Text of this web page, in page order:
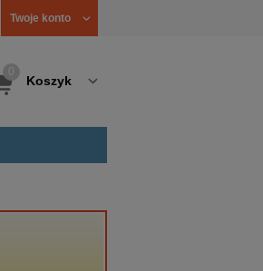
Twoje konto
Koszyk